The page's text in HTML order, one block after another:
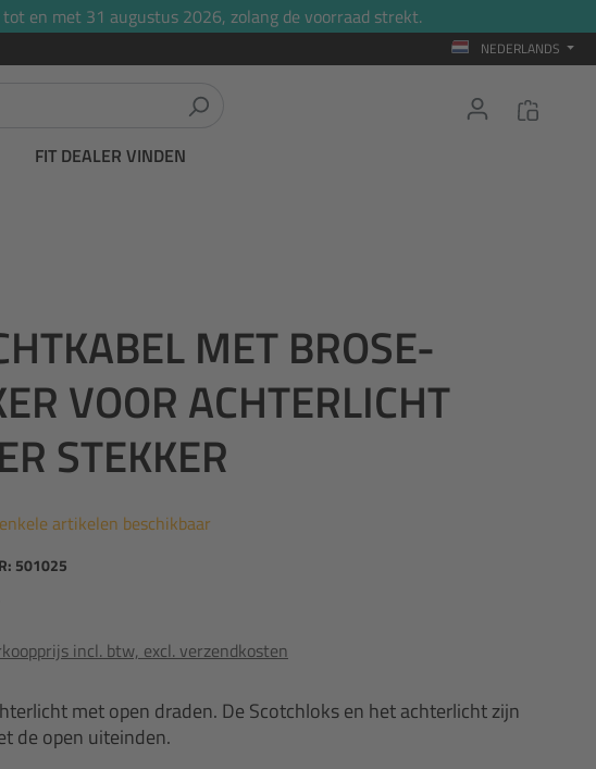
tot en met 31 augustus 2026, zolang de voorraad strekt.
NEDERLANDS
FIT DEALER VINDEN
MET BROSE-
VOOR ACHTERLICHT
STEKKER
artikelen beschikbaar
501025
incl. btw, excl. verzendkosten
met open draden. De Scotchloks en het achterlicht zijn
de open uiteinden.